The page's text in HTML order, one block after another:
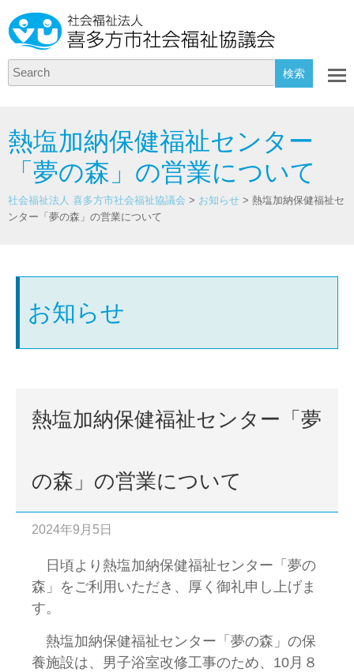
Search
熱塩加納保健福祉センター
「夢の森」の営業について
社会福祉法人 喜多方市社会福祉協議会 > お知らせ > 熱塩加納保健福祉セ
ンター「夢の森」の営業について
お知らせ
熱塩加納保健福祉センター「夢
の森」の営業について
2024年9月5日
日頃より熱塩加納保健福祉センター「夢の
森」をご利用いただき、厚く御礼申し上げま
す。
熱塩加納保健福祉センター「夢の森」の保
養施設は、男子浴室改修工事のため、10月８